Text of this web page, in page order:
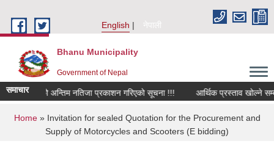
English
नेपाली
Bhanu Municipality
Government of Nepal
समाचारपदको अन्तिम नतिजा प्रकाशन गरिएको सूचना !!! आर्थिक प्रस्ताव खोल्ने
You are here
Home» Invitation for sealed Quotation for the Procurement and
Supply of Motorcycles and Scooters (E bidding)